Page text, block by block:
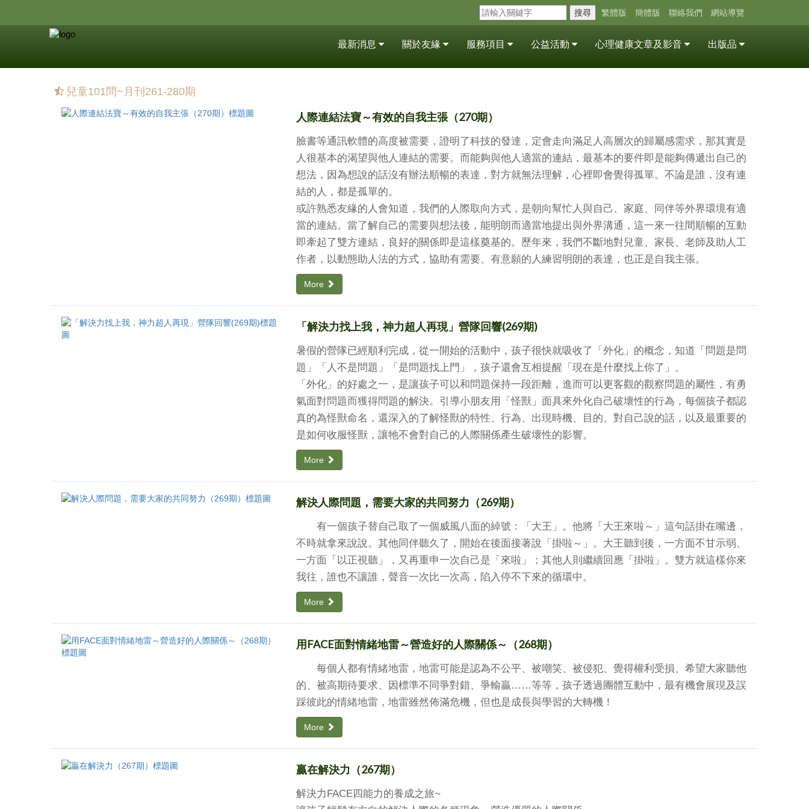
搜尋 繁體版 簡體版 聯絡我們 網站導覽
最新消息 關於友緣 服務項目 公益活動 心理健康文章及影音 出版品
兒童101問~月刊261-280期
人際連結法寶～有效的自我主張（270期）
臉書等通訊軟體的高度被需要，證明了科技的發達，定會走向滿足人高層次的歸屬感需求，那其實是
人很基本的渴望與他人連結的需要。而能夠與他人適當的連結，最基本的要件即是能夠傳遞出自己的
想法，因為想說的話沒有辦法順暢的表達，對方就無法理解，心裡即會覺得孤單。不論是誰，沒有連
結的人，都是孤單的。
或許熟悉友緣的人會知道，我們的人際取向方式，是朝向幫忙人與自己、家庭、同伴等外界環境有適
當的連結。當了解自己的需要與想法後，能明朗而適當地提出與外界溝通，這一來一往間順暢的互動
即牽起了雙方連結，良好的關係即是這樣奠基的。歷年來，我們不斷地對兒童、家長、老師及助人工
作者，以動態助人法的方式，協助有需要、有意願的人練習明朗的表達，也正是自我主張。
More
「解決力找上我，神力超人再現」營隊回響(269期)
暑假的營隊已經順利完成，從一開始的活動中，孩子很快就吸收了「外化」的概念，知道「問題是問
題」「人不是問題」「是問題找上門」，孩子還會互相提醒「現在是什麼找上你了」。
「外化」的好處之一，是讓孩子可以和問題保持一段距離，進而可以更客觀的觀察問題的屬性，有勇
氣面對問題而獲得問題的解決。引導小朋友用「怪獸」面具來外化自己破壞性的行為，每個孩子都認
真的為怪獸命名，還深入的了解怪獸的特性、行為、出現時機、目的、對自己說的話，以及最重要的
是如何收服怪獸，讓牠不會對自己的人際關係產生破壞性的影響。
More
解決人際問題，需要大家的共同努力（269期）
有一個孩子替自己取了一個威風八面的綽號：「大王」。他將「大王來啦～」這句話掛在嘴邊，
不時就拿來說說。其他同伴聽久了，開始在後面接著說「掛啦～」。大王聽到後，一方面不甘示弱、
一方面「以正視聽」，又再重申一次自己是「來啦」；其他人則繼續回應「掛啦」。雙方就這樣你來
我往，誰也不讓誰，聲音一次比一次高，陷入停不下來的循環中。
More
用FACE面對情緒地雷～營造好的人際關係～（268期）
每個人都有情緒地雷，地雷可能是認為不公平、被嘲笑、被侵犯、覺得權利受損、希望大家聽他
的、被高期待要求、因標準不同爭對錯、爭輸贏……等等，孩子透過團體互動中，最有機會展現及誤
踩彼此的情緒地雷，地雷雖然佈滿危機，但也是成長與學習的大轉機！
More
贏在解決力（267期）
解決力FACE四能力的養成之旅~